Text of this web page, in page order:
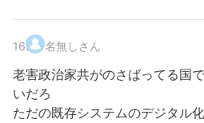
16. 名無しさん
老害政治家共がのさばってる国
いだろ
ただの既存システムのデジタル